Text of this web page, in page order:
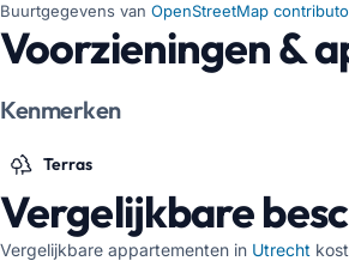
Buurtgegevens van OpenStreetMap
Voorzieningen &
Kenmerken
Terras
Vergelijkbare
Vergelijkbare appartementen in Utrecht